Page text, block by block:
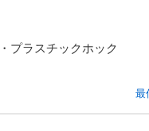
プラスチックホック
最